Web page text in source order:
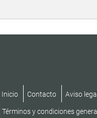
Inicio Contacto Aviso legal
Términos y condiciones